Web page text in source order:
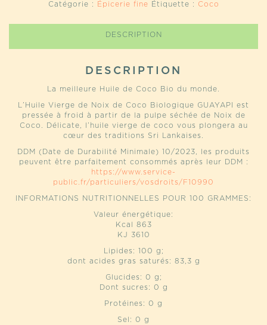
VIERGE
DU
LANKA
Catégorie : Épicerie fine Étiquette : Coco
DESCRIPTION
DESCRIPTION
La meilleure Huile de Coco Bio du monde.
L’Huile Vierge de Noix de Coco Biologique GUAYAPI est
pressée à froid à partir de la pulpe séchée de Noix de
Coco. Délicate, l’huile vierge de coco vous plongera au
cœur des traditions Sri Lankaises.
DDM (Date de Durabilité Minimale) 10/2023, les produits
peuvent être parfaitement consommés après leur DDM :
https://www.service-
public.fr/particuliers/vosdroits/F10990
INFORMATIONS NUTRITIONNELLES POUR 100 GRAMMES:
Valeur énergétique:
Kcal 863
KJ 3610
Lipides: 100 g;
dont acides gras saturés: 83,3 g
Glucides: 0 g;
Dont sucres: 0 g
Protéines: 0 g
Sel: 0 g